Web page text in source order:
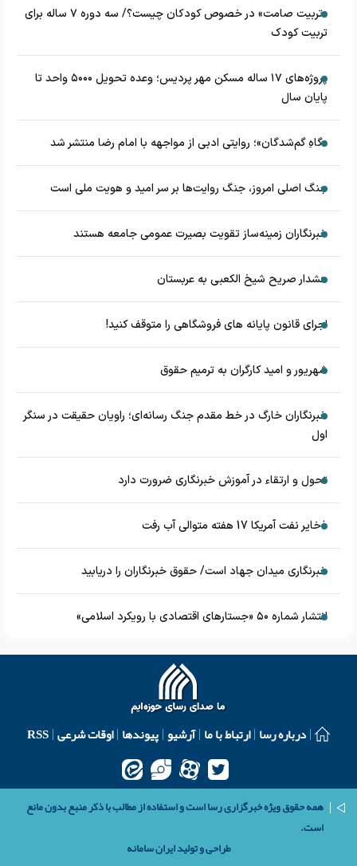
«تربیت صامت» در خصوص کودکان چیست؟/ سه دوره ۷ ساله برای
تربیت کودک
پروژه‌های ۱۷ ساله مسکن مهر پردیس؛ وعده تحویل ۵۰۰۰ واحد تا
پایان سال
«گاهِ گم‌شدگان»؛ روایتی ادبی از مواجهه با امام رضا منتشر شد
جنگ اصلی امروز، جنگ روایت‌ها بر سر امید و هویت ملی است
خبرنگاران زمینه‌ساز تقویت بصیرت عمومی جامعه هستند
هشدار صریح شیخ الکعبی به عربستان
اجرای قانون پایانه های فروشگاهی را متوقف کنید!
شهریور و امید کارگران به ترمیم حقوق
خبرنگاران خارگ در خط مقدم جنگ رسانه‌ای؛ راویان حقیقت در سنگر
اول
تحول و ارتقاء در آموزش خبرنگاری ضرورت دارد
ذخایر نفت آمریکا 17 هفته متوالی آب رفت
خبرنگاری میدان جهاد است/ حقوق خبرنگاران را دریابید
انتشار شماره ۵۰ «جستارهای اقتصادی با رویکرد اسلامی»
درباره رسا ارتباط با ما آرشیو پیوندها اوقات شرعی RSS
همه حقوق ویژه خبرگزاری رسا است و استفاده از مطالب با ذکر منبع بدون مانع
است.
طراحی و تولیدایران سامانه